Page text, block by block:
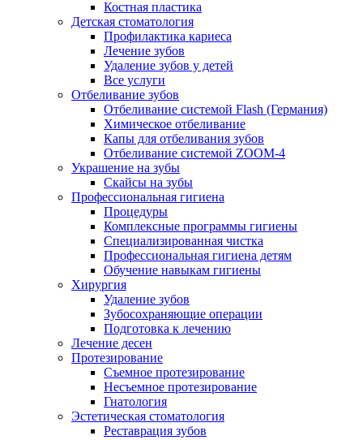
Костная пластика
Детская стоматология
Профилактика кариеса
Лечение зубов
Удаление зубов у детей
Все услуги
Отбеливание зубов
Отбеливание системой Flash (Германия)
Химическое отбеливание
Капы для отбеливания зубов
Отбеливание системой ZOOM-4
Украшение на зубы
Скайсы на зубы
Профессиональная гигиена
Процедуры
Комплексные программы гигиены
Специализированная чистка
Профессиональная гигиена детям
Обучение навыкам гигиены
Хирургия
Удаление зубов
Зубосохраняющие операции
Подготовка к лечению
Лечение десен
Протезирование
Съемное протезирование
Несъемное протезирование
Гнатология
Эстетическая стоматология
Реставрация зубов